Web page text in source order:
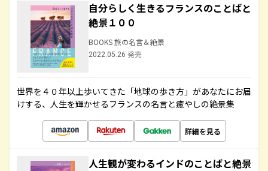
自分らしく生きるフランスのことばと
絶景１００
BOOKS 旅の名言＆絶景
2022.05.26 発売
世界を４０年以上歩いてきた「地球の歩き方」があなたにお届
けする、人生を輝かせるフランスの名言と癒やしの絶景集
詳細を見る
人生観が変わるインドのことばと絶景